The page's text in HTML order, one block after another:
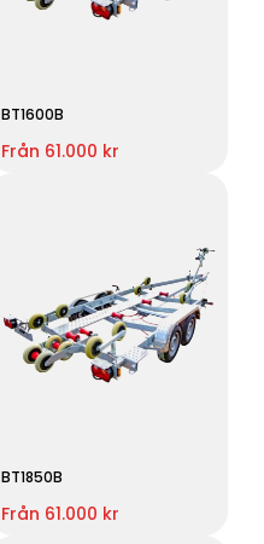
BT1600B
Från 61.000 kr
BT1850B
Från 61.000 kr